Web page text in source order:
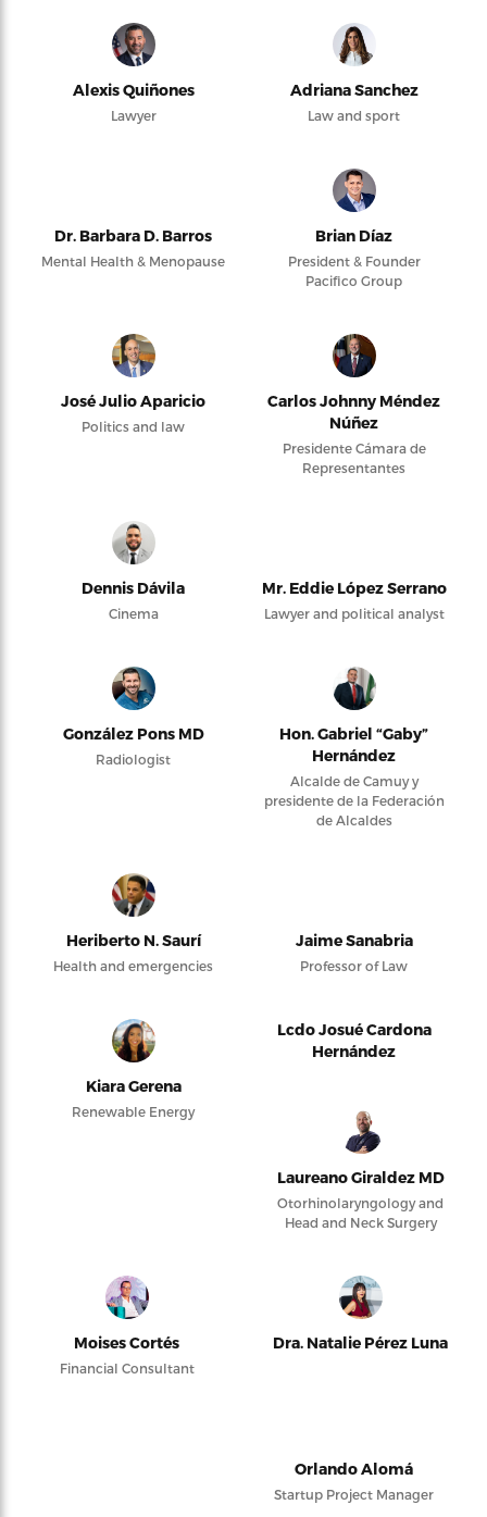
Alexis Quiñones
Lawyer
Adriana Sanchez
Law and sport
Dr. Barbara D. Barros
Mental Health & Menopause
Brian Díaz
President & Founder
Pacifico Group
José Julio Aparicio
Politics and law
Carlos Johnny Méndez
Núñez
Presidente Cámara de
Representantes
Dennis Dávila
Cinema
Mr. Eddie López Serrano
Lawyer and political analyst
González Pons MD
Radiologist
Hon. Gabriel “Gaby”
Hernández
Alcalde de Camuy y
presidente de la Federación
de Alcaldes
Heriberto N. Saurí
Health and emergencies
Jaime Sanabria
Professor of Law
Kiara Gerena
Renewable Energy
Lcdo Josué Cardona
Hernández
Laureano Giraldez MD
Otorhinolaryngology and
Head and Neck Surgery
Moises Cortés
Financial Consultant
Dra. Natalie Pérez Luna
Orlando Alomá
Startup Project Manager